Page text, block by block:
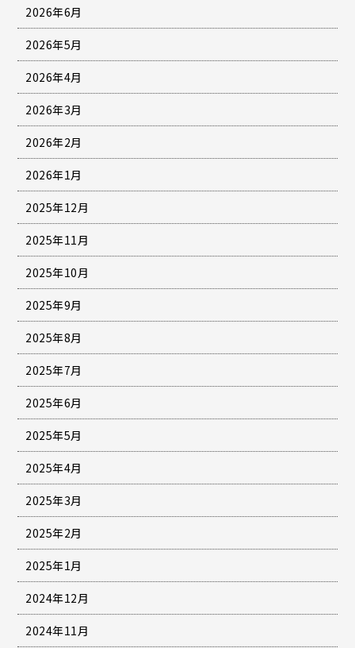
2026年6月
2026年5月
2026年4月
2026年3月
2026年2月
2026年1月
2025年12月
2025年11月
2025年10月
2025年9月
2025年8月
2025年7月
2025年6月
2025年5月
2025年4月
2025年3月
2025年2月
2025年1月
2024年12月
2024年11月